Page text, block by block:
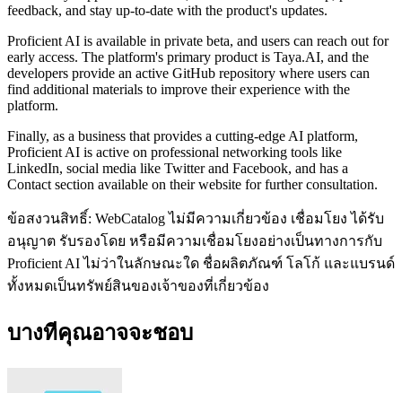
feedback, and stay up-to-date with the product's updates.
Proficient AI is available in private beta, and users can reach out for
early access. The platform's primary product is Taya.AI, and the
developers provide an active GitHub repository where users can
find additional materials to improve their experience with the
platform.
Finally, as a business that provides a cutting-edge AI platform,
Proficient AI is active on professional networking tools like
LinkedIn, social media like Twitter and Facebook, and has a
Contact section available on their website for further consultation.
ข้อสงวนสิทธิ์: WebCatalog ไม่มีความเกี่ยวข้อง เชื่อมโยง ได้รับ
อนุญาต รับรองโดย หรือมีความเชื่อมโยงอย่างเป็นทางการกับ
Proficient AI ไม่ว่าในลักษณะใด ชื่อผลิตภัณฑ์ โลโก้ และแบรนด์
ทั้งหมดเป็นทรัพย์สินของเจ้าของที่เกี่ยวข้อง
บางทีคุณอาจจะชอบ